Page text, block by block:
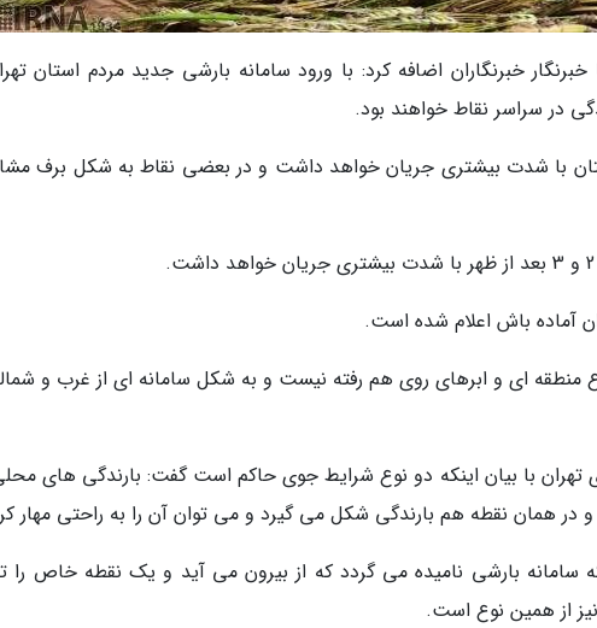
خبرنگاران اضافه کرد: با ورود سامانه بارشی جدید مردم استان
در سراسر نقاط خواهند بود.
با شدت بیشتری جریان خواهد داشت و در بعضی نقاط به شکل برف
آماده باش اعلام شده است.
منطقه ای و ابرهای روی هم رفته نیست و به شکل سامانه ای از غرب و
تهران با بیان اینکه دو نوع شرایط جوی حاکم است گفت: بارندگی های
همان نقطه هم بارندگی شکل می گیرد و می توان آن را به راحتی مهار
سامانه بارشی نامیده می گردد که از بیرون می آید و یک نقطه خاص
از همین نوع است.